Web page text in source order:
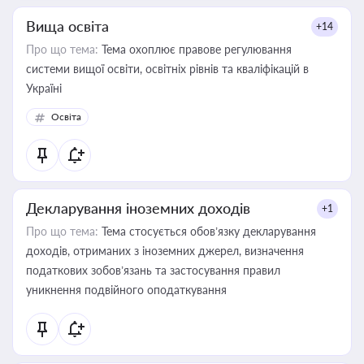
Вища освіта +14
Про що тема: Тема охоплює правове регулювання
системи вищої освіти, освітніх рівнів та кваліфікацій в
Україні
Освіта
Декларування іноземних доходів +1
Про що тема: Тема стосується обов’язку декларування
доходів, отриманих з іноземних джерел, визначення
податкових зобов’язань та застосування правил
уникнення подвійного оподаткування